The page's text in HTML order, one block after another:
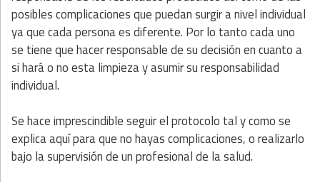
posibles complicaciones que puedan surgir a nivel individual
ya que cada persona es diferente. Por lo tanto cada uno
se tiene que hacer responsable de su decisión en cuanto a
si hará o no esta limpieza y asumir su responsabilidad
individual.
Se hace imprescindible seguir el protocolo tal y como se
explica aquí para que no hayas complicaciones, o realizarlo
bajo la supervisión de un profesional de la salud.